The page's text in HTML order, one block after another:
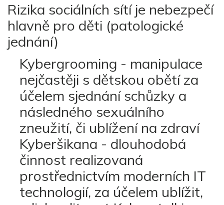
Rizika sociálních sítí je nebezpečí
hlavně pro děti (patologické
jednání)
Kybergrooming - manipulace
nejčastěji s dětskou obětí za
účelem sjednání schůzky a
následného sexuálního
zneužití, či ublížení na zdraví
Kyberšikana - dlouhodobá
činnost realizovaná
prostřednictvím moderních IT
technologií, za účelem ublížit,